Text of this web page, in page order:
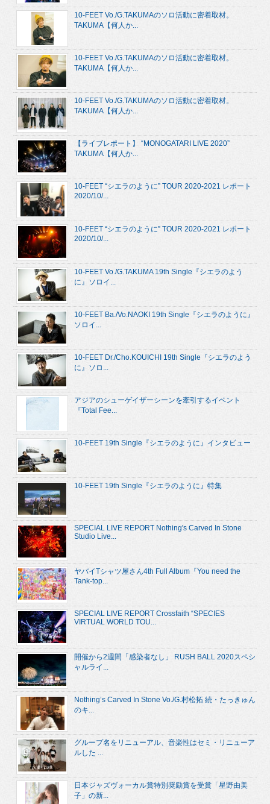
10-FEET Vo./G.TAKUMAのソロ活動に密着取材。
TAKUMA【何人か...
10-FEET Vo./G.TAKUMAのソロ活動に密着取材。
TAKUMA【何人か...
10-FEET Vo./G.TAKUMAのソロ活動に密着取材。
TAKUMA【何人か...
【ライブレポート】 “MONOGATARI LIVE 2020”
TAKUMA【何人か...
10-FEET “シエラのように” TOUR 2020-2021 レポート
2020/10/...
10-FEET “シエラのように” TOUR 2020-2021 レポート
2020/10/...
10-FEET Vo./G.TAKUMA 19th Single『シエラのよう
に』ソロイ...
10-FEET Ba./Vo.NAOKI 19th Single『シエラのように』
ソロイ...
10-FEET Dr./Cho.KOUICHI 19th Single『シエラのよう
に』ソロ...
アジアのシューゲイザーシーンを牽引するイベント
『Total Fee...
10-FEET 19th Single『シエラのように』インタビュー
10-FEET 19th Single『シエラのように』特集
SPECIAL LIVE REPORT Nothing's Carved In Stone
Studio Live...
ヤバイTシャツ屋さん4th Full Album『You need the
Tank-top...
SPECIAL LIVE REPORT Crossfaith “SPECIES
VIRTUAL WORLD TOU...
開催から2週間「感染者なし」 RUSH BALL 2020スペシ
ャルライ...
Nothing’s Carved In Stone Vo./G.村松拓 続・たっきゅん
のキ...
グループ名をリニューアル、音楽性はセミ・リニューア
ルした ...
日本ジャズヴォーカル賞特別奨励賞を受賞「星野由美
子」の新...